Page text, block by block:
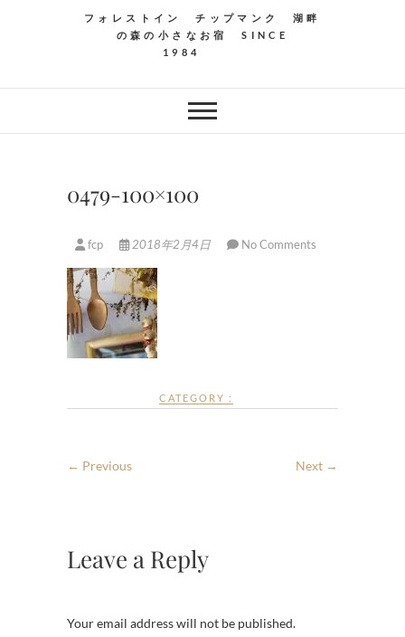
フォレストイン チップマンク 湖畔
の森の小さなお宿 SINCE
1984
0479-100×100
fcp 2018年2月4日 No Comments
CATEGORY :
← Previous Next →
Leave a Reply
Your email address will not be published.